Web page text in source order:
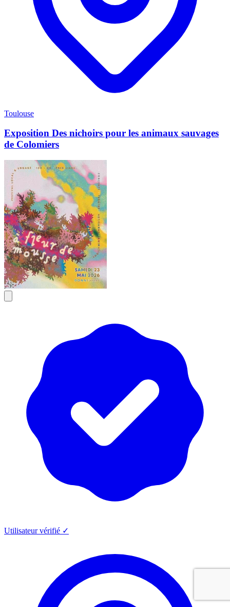
Toulouse
Exposition Des nichoirs pour les animaux sauvages
de Colomiers
Utilisateur vérifié ✓